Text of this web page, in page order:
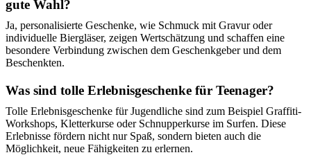
gute Wahl?
Ja, personalisierte Geschenke, wie Schmuck mit Gravur oder
individuelle Biergläser, zeigen Wertschätzung und schaffen eine
besondere Verbindung zwischen dem Geschenkgeber und dem
Beschenkten.
Was sind tolle Erlebnisgeschenke für Teenager?
Tolle Erlebnisgeschenke für Jugendliche sind zum Beispiel Graffiti-
Workshops, Kletterkurse oder Schnupperkurse im Surfen. Diese
Erlebnisse fördern nicht nur Spaß, sondern bieten auch die
Möglichkeit, neue Fähigkeiten zu erlernen.